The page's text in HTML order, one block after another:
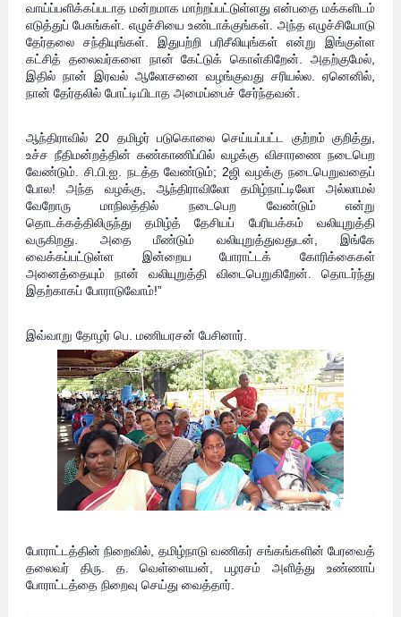
வாய்ப்பளிக்கப்படாத மன்றமாக மாற்றப்பட்டுள்ளது என்பதை மக்களிடம்
எடுத்துப் பேசுங்கள். எழுச்சியை உண்டாக்குங்கள். அந்த எழுச்சியோடு
தேர்தலை சந்தியுங்கள். இதுபற்றி பரிசீலியுங்கள் என்று இங்குள்ள
கட்சித் தலைவர்களை நான் கேட்டுக் கொள்கிறேன். அதற்குமேல்,
இதில் நான் இரவல் ஆலோசனை வழங்குவது சரியல்ல. ஏனெனில்,
நான் தேர்தலில் போட்டியிடாத அமைப்பைச் சேர்ந்தவன்.
ஆந்திராவில் 20 தமிழர் படுகொலை செய்யப்பட்ட குற்றம் குறித்து,
உச்ச நீதிமன்றத்தின் கண்காணிப்பில் வழக்கு விசாரணை நடைபெற
வேண்டும். சி.பி.ஐ. நடத்த வேண்டும்; 2ஜி வழக்கு நடைபெறுவதைப்
போல! அந்த வழக்கு, ஆந்திராவிலோ தமிழ்நாட்டிலோ அல்லாமல்
வேறோரு மாநிலத்தில் நடைபெற வேண்டும் என்று
தொடக்கத்திலிருந்து தமிழ்த் தேசியப் பேரியக்கம் வலியுறுத்தி
வருகிறது. அதை மீண்டும் வலியுறுத்துவதுடன், இங்கே
வைக்கப்பட்டுள்ள இன்றைய போராட்டக் கோரிக்கைகள்
அனைத்தையும் நான் வலியுறுத்தி விடைபெறுகிறேன். தொடர்ந்து
இதற்காகப் போராடுவோம்!”
இவ்வாறு தோழர் பெ. மணியரசன் பேசினார்.
போராட்டத்தின் நிறைவில், தமிழ்நாடு வணிகர் சங்கங்களின் பேரவைத்
தலைவர் திரு. த. வெள்ளையன், பழரசம் அளித்து உண்ணாப்
போராட்டத்தை நிறைவு செய்து வைத்தார்.